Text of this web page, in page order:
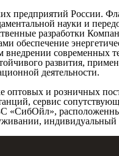
предприятий России.
науки и
разработки
обеспечение
современных
развития,
деятельности.
и розничных
сервис
«СибОйл»,